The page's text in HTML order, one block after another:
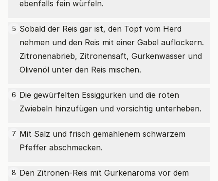
ebenfalls fein würfeln.
5 Sobald der Reis gar ist, den Topf vom Herd
nehmen und den Reis mit einer Gabel auflockern.
Zitronenabrieb, Zitronensaft, Gurkenwasser und
Olivenöl unter den Reis mischen.
6 Die gewürfelten Essiggurken und die roten
Zwiebeln hinzufügen und vorsichtig unterheben.
7 Mit Salz und frisch gemahlenem schwarzem
Pfeffer abschmecken.
8 Den Zitronen-Reis mit Gurkenaroma vor dem